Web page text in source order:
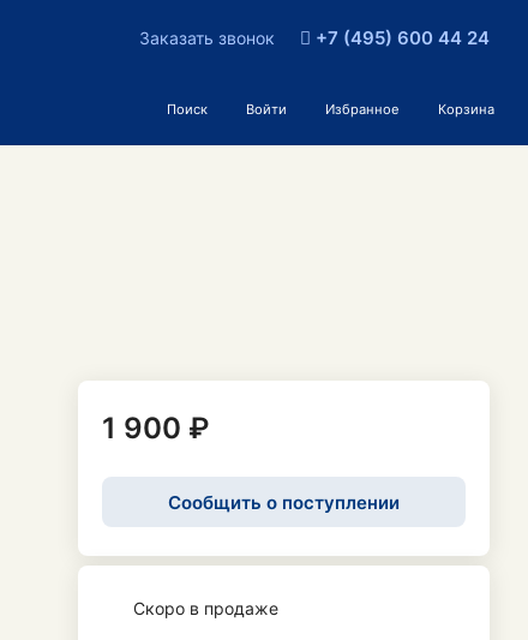
Заказать звонок +7 (495) 600 44 24
Поиск Войти Избранное Корзина
1 900 ₽
Сообщить о поступлении
Cкоро в продаже